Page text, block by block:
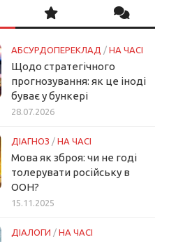
АБСУРДОПЕРЕКЛАД / НА ЧАСІ
Щодо стратегічного
прогнозування: як це іноді
буває у бункері
28.07.2026
ДІАГНОЗ / НА ЧАСІ
Мова як зброя: чи не годі
толерувати російську в
ООН?
15.11.2025
ДІАЛОГИ / НА ЧАСІ